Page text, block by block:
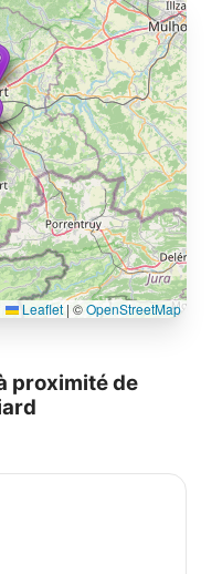
Leaflet | ©OpenStreetMap
proximité de